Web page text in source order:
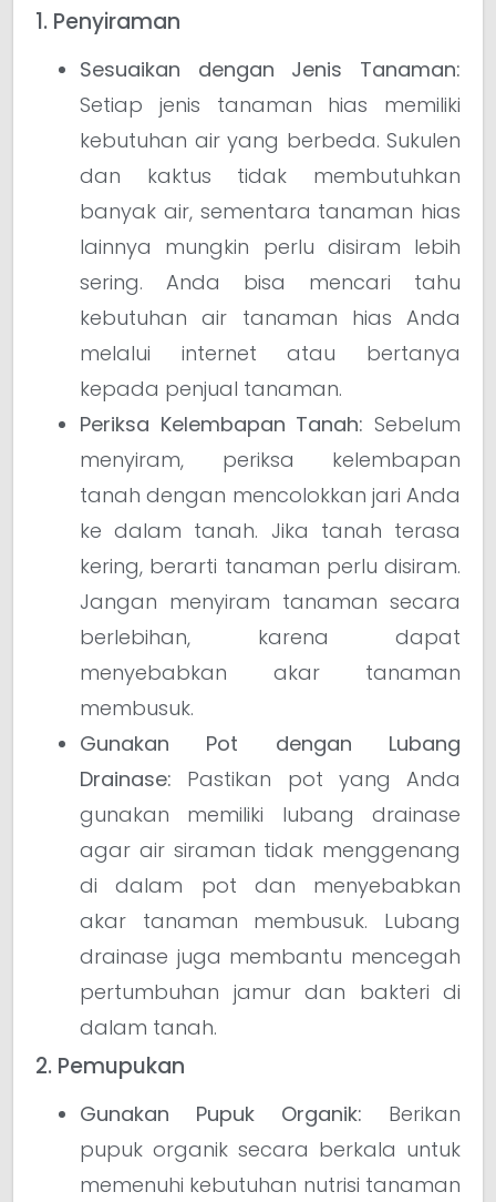
1. Penyiraman
Sesuaikan dengan Jenis Tanaman:
Setiap jenis tanaman hias memiliki
kebutuhan air yang berbeda. Sukulen
dan kaktus tidak membutuhkan
banyak air, sementara tanaman hias
lainnya mungkin perlu disiram lebih
sering. Anda bisa mencari tahu
kebutuhan air tanaman hias Anda
melalui internet atau bertanya
kepada penjual tanaman.
Periksa Kelembapan Tanah: Sebelum
menyiram, periksa kelembapan
tanah dengan mencolokkan jari Anda
ke dalam tanah. Jika tanah terasa
kering, berarti tanaman perlu disiram.
Jangan menyiram tanaman secara
berlebihan, karena dapat
menyebabkan akar tanaman
membusuk.
Gunakan Pot dengan Lubang
Drainase: Pastikan pot yang Anda
gunakan memiliki lubang drainase
agar air siraman tidak menggenang
di dalam pot dan menyebabkan
akar tanaman membusuk. Lubang
drainase juga membantu mencegah
pertumbuhan jamur dan bakteri di
dalam tanah.
2. Pemupukan
Gunakan Pupuk Organik: Berikan
pupuk organik secara berkala untuk
memenuhi kebutuhan nutrisi tanaman